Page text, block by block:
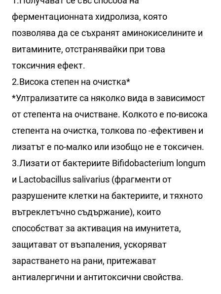
ферментационната хидролиза, която
позволява да се съхранят аминокиселините и
витамините, отстранявайки при това
токсичния ефект.
2.Висока степен на очистка*
*Ултрализатите са няколко вида в зависимост
от степента на очистване. Колкото е по-висока
степента на очистка, толкова по -ефективен и
лизатът е по-малко или изобщо не е токсичен.
3.Лизати от бактериите Bifidobacterium longum
и Lactobacillus salivarius (фрагменти от
разрушените клетки на бактериите, и тяхното
вътреклетъчно съдържание), които
способстват за активация на имунитета,
защитават от възпаления, ускоряват
зарастването на рани, притежават
антиалергични и антитоксични свойства.